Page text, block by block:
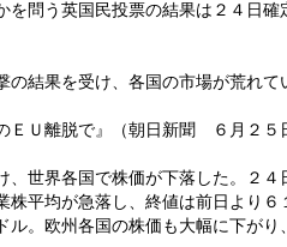
を問う英国民投票の結果は２４日確
結果を受け、各国の市場が荒れて
ＥＵ離脱で』（朝日新聞 ６月２５
、世界各国で株価が下落した。２４
平均が急落し、終値は前日より６
。欧州各国の株価も大幅に下がり